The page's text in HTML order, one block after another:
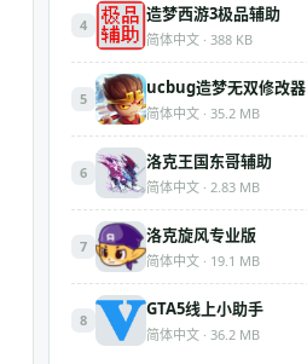
4
造梦西游3极品辅助
简体中文 · 388 KB
5
ucbug造梦无双修改器
简体中文 · 35.2 MB
6
洛克王国东哥辅助
简体中文 · 2.83 MB
7
洛克旋风专业版
简体中文 · 19.1 MB
8
GTA5线上小助手
简体中文 · 36.2 MB